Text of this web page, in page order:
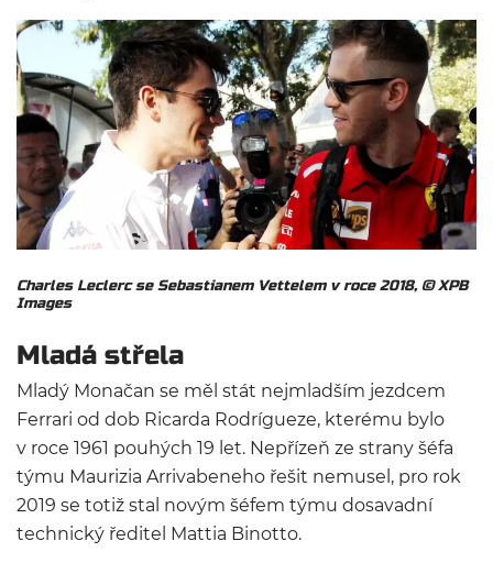
Charles Leclerc se Sebastianem Vettelem v roce 2018, © XPB
Images
Mladá střela
Mladý Monačan se měl stát nejmladším jezdcem
Ferrari od dob Ricarda Rodrígueze, kterému bylo
v roce 1961 pouhých 19 let. Nepřízeň ze strany šéfa
týmu Maurizia Arrivabeneho řešit nemusel, pro rok
2019 se totiž stal novým šéfem týmu dosavadní
technický ředitel Mattia Binotto.